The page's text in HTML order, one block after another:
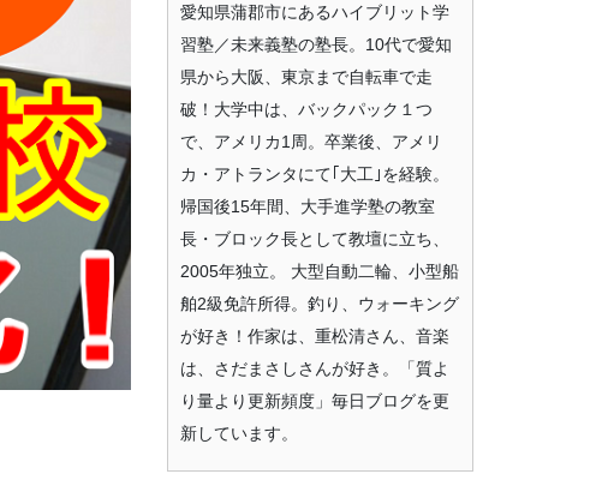
愛知県蒲郡市にあるハイブリット学
習塾／未来義塾の塾長。10代で愛知
県から大阪、東京まで自転車で走
破！大学中は、バックパック１つ
で、アメリカ1周。卒業後、アメリ
カ・アトランタにて｢大工｣を経験。
帰国後15年間、大手進学塾の教室
長・ブロック長として教壇に立ち、
2005年独立。 大型自動二輪、小型船
舶2級免許所得。釣り、ウォーキング
が好き！作家は、重松清さん、音楽
は、さだまさしさんが好き。「質よ
り量より更新頻度」毎日ブログを更
新しています。